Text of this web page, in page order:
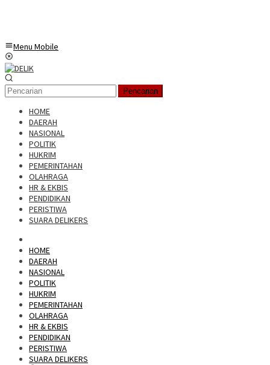
Menu Mobile
Pencarian
HOME
DAERAH
NASIONAL
POLITIK
HUKRIM
PEMERINTAHAN
OLAHRAGA
HR & EKBIS
PENDIDIKAN
PERISTIWA
SUARA DELIKERS
HOME
DAERAH
NASIONAL
POLITIK
HUKRIM
PEMERINTAHAN
OLAHRAGA
HR & EKBIS
PENDIDIKAN
PERISTIWA
SUARA DELIKERS